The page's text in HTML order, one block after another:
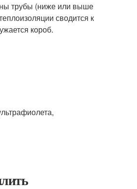
трубы (ниже или выше
сводится к
короб.